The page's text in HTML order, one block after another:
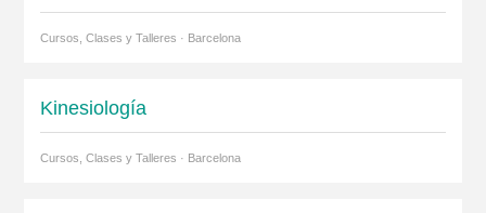
Cursos, Clases y Talleres · Barcelona
Kinesiología
Cursos, Clases y Talleres · Barcelona